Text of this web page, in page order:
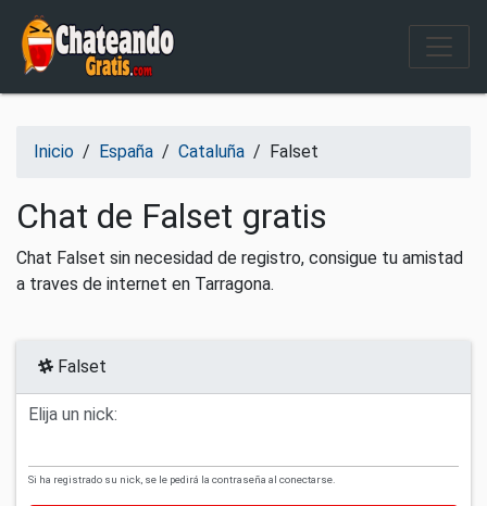
Salir del contenido
Inicio / España / Cataluña / Falset
Chat de Falset gratis
Chat Falset sin necesidad de registro, consigue tu amistad
a traves de internet en Tarragona.
Falset
Elija un nick:
Si ha registrado su nick, se le pedirá la contraseña al conectarse.